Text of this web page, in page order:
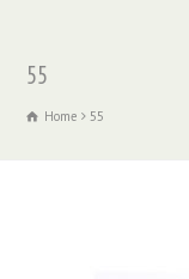
55
Home 55